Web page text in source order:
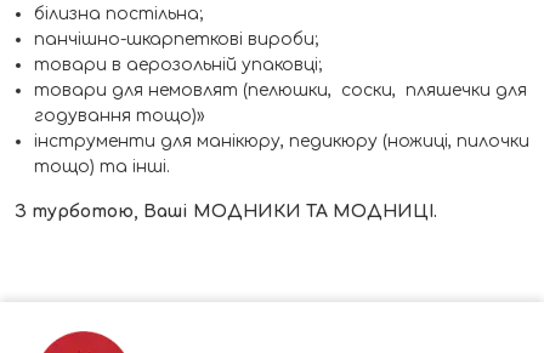
білизна постільна;
панчішно-шкарпеткові вироби;
товари в аерозольній упаковці;
товари для немовлят (пелюшки, соски, пляшечки для
годування тощо)»
інструменти для манікюру, педикюру (ножиці, пилочки
тощо) та інші.
З турботою, Ваші МОДНИКИ ТА МОДНИЦІ.